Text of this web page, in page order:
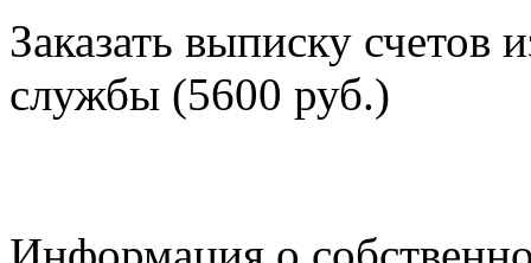
Заказать выписку счетов
службы (5600 руб.)